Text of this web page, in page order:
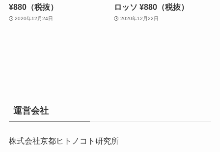
¥880（税抜）
2020年12月24日
ロッソ ¥880（税抜）
2020年12月22日
運営会社
株式会社京都ヒトノコト研究所